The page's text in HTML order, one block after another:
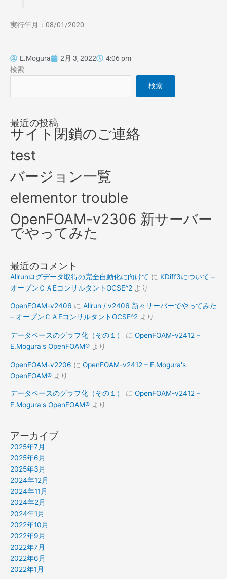
実行年月：08/01/2020
E.Mogura 2月 3, 2022
4:06 pm
検索
検索
最近の投稿
サイト閉鎖のご連絡
test
バージョン一覧
elementor trouble
OpenFOAM-v2306 新サーバー
でやってみた
最近のコメント
Allrunログデータ取得の完全自動化に向けて に KDiff3について –
オープンＣＡEコンサルタントOCSE^2 より
OpenFOAM-v2406 に Allrun / v2406 新々サーバーでやってみた
– オープンＣＡEコンサルタントOCSE^2 より
データベースのグラフ化（その１） に OpenFOAM-v2412 –
E.Mogura's OpenFOAM® より
OpenFOAM-v2206 に OpenFOAM-v2412 – E.Mogura's
OpenFOAM® より
データベースのグラフ化（その１） に OpenFOAM-v2412 –
E.Mogura's OpenFOAM® より
アーカイブ
2025年7月
2025年6月
2025年3月
2024年12月
2024年11月
2024年2月
2024年1月
2022年10月
2022年9月
2022年7月
2022年6月
2022年1月